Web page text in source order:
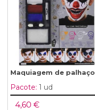
Maquiagem de palhaço
Pacote: 1 ud
4,60 €